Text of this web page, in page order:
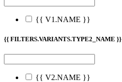
{{ V1.NAME }}
{{ FILTERS.VARIANTS.TYPE2_NAME }}
{{ V2.NAME }}